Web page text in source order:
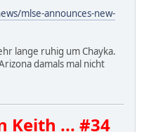
mlse-announces-new-
lange ruhig um Chayka.
damals mal nicht
Keith ... #34